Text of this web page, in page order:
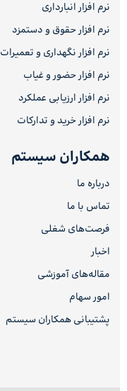
نرم افزار انبارداری
نرم افزار حقوق و دستمزد
نرم افزار نگهداری و تعمیرات
نرم افزار حضور و غیاب
نرم افزار ارزیابی عملکرد
نرم افزار خرید و تدارکات
همکاران سیستم
درباره ما
تماس با ما
فرصت‌های شغلی
اخبار
مقاله‌های آموزشی
امور سهام
پشتیبانی همکاران سیستم